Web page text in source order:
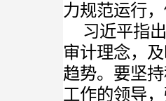
力规范运行
习近平指
审计理念，
趋势。要坚
工作的领导